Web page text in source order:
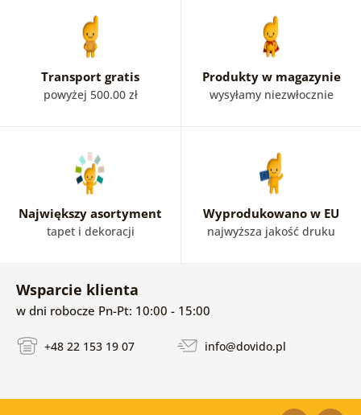
Transport gratis
powyżej 500.00 zł
Produkty w magazynie
wysyłamy niezwłocznie
Największy asortyment
tapet i dekoracji
Wyprodukowano w EU
najwyższa jakość druku
Wsparcie klienta
w dni robocze Pn-Pt: 10:00 - 15:00
+48 22 153 19 07 info@dovido.pl